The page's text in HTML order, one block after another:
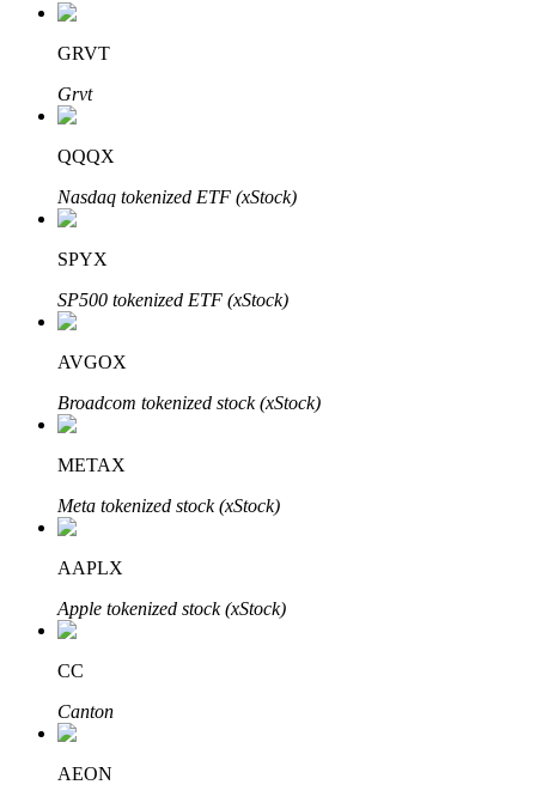
Investissement automobile
Découvrez comment gagner un revenu passif
Bitrue
Partenaires Bitrue
GRVT
Grvt
QQQX
Nasdaq tokenized ETF (xStock)
SPYX
SP500 tokenized ETF (xStock)
AVGOX
Broadcom tokenized stock (xStock)
METAX
Meta tokenized stock (xStock)
AAPLX
Apple tokenized stock (xStock)
CC
Canton
AEON